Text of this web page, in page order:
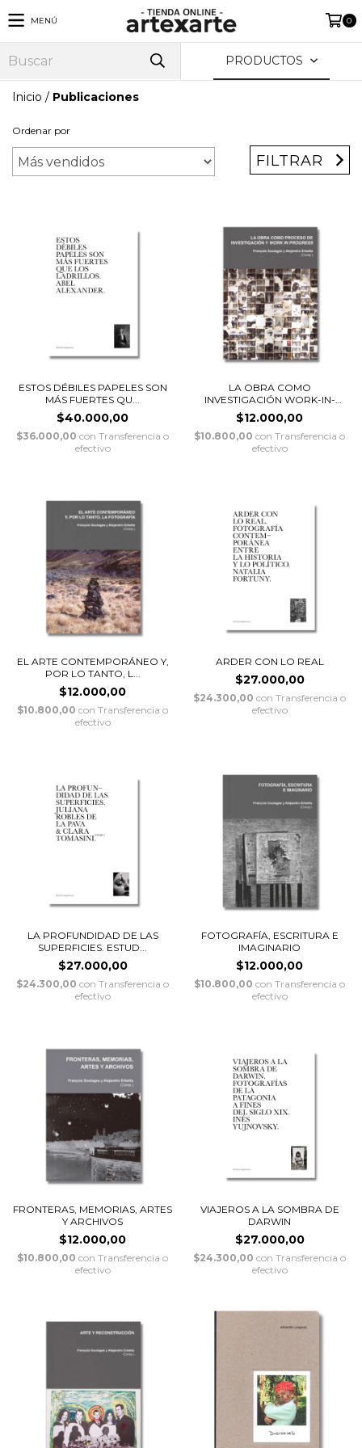
MENÚ 0
PRODUCTOS
Inicio / Publicaciones
Ordenar por
FILTRAR
ESTOS DÉBILES PAPELES SON
MÁS FUERTES QU...
$40.000,00
$36.000,00 con Transferencia o
efectivo
LA OBRA COMO
INVESTIGACIÓN WORK-IN-
PROGR...
$12.000,00
$10.800,00 con Transferencia o
efectivo
EL ARTE CONTEMPORÁNEO Y,
POR LO TANTO, L...
$12.000,00
$10.800,00 con Transferencia o
efectivo
ARDER CON LO REAL
$27.000,00
$24.300,00 con Transferencia o
efectivo
LA PROFUNDIDAD DE LAS
SUPERFICIES. ESTUD...
$27.000,00
$24.300,00 con Transferencia o
efectivo
FOTOGRAFÍA, ESCRITURA E
IMAGINARIO
$12.000,00
$10.800,00 con Transferencia o
efectivo
FRONTERAS, MEMORIAS, ARTES
Y ARCHIVOS
$12.000,00
$10.800,00 con Transferencia o
efectivo
VIAJEROS A LA SOMBRA DE
DARWIN
$27.000,00
$24.300,00 con Transferencia o
efectivo